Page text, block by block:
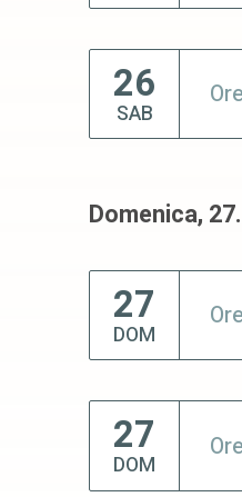
26
SAB
Domenica,
27
DOM
27
DOM